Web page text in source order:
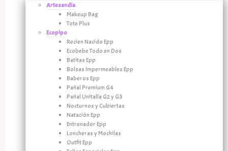
Artesandía
Makeup Bag
Tote Plus
Ecopipo
Recien Nacido Epp
Ecobebe Todo en Dos
Batitas Epp
Bolsas Impermeables Epp
Baberos Epp
Pañal Premium G4
Pañal Unitalla G2 y G3
Nocturnos y Cubiertas
Natación Epp
Entrenador Epp
Loncheras y Mochilas
Outfit Epp